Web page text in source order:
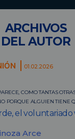
ARCHIVOS
DEL AUTOR
01.02.2026
COMO TANTAS
PORQUE ALGUIEN TIENE
el voluntariado
Arce